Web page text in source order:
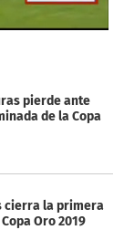
pierde ante
de la Copa
cierra la primera
Oro 2019